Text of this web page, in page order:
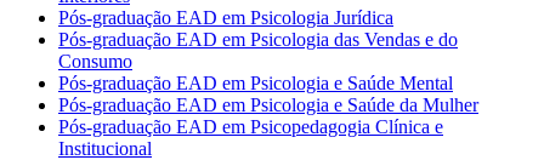
Pós-graduação EAD em Psicologia Jurídica
Pós-graduação EAD em Psicologia das Vendas e do
Consumo
Pós-graduação EAD em Psicologia e Saúde Mental
Pós-graduação EAD em Psicologia e Saúde da Mulher
Pós-graduação EAD em Psicopedagogia Clínica e
Institucional